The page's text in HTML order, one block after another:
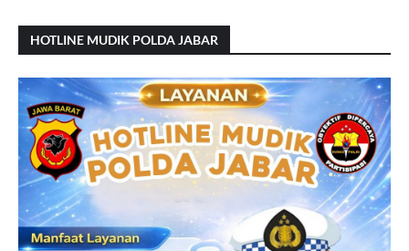
HOTLINE MUDIK POLDA JABAR